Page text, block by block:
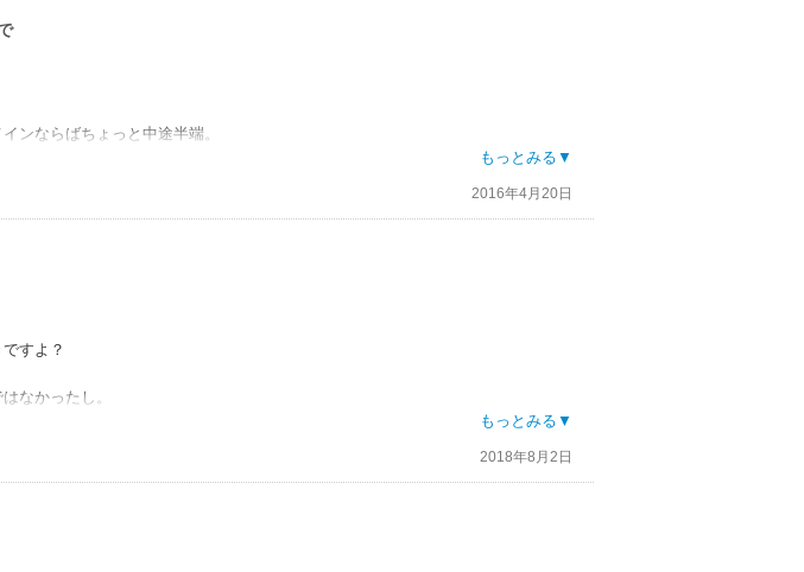
ンならばちょっと中途半端。
格は無いのか?
テルが貼られるのか?
思う。
に居たい為だけではなく、自分の人生に自信を持つから、では？
女漫画）
い。
将来も有望、性格も良い学生。
。
の無い明るい性格。
得。
もっとみる▼
2016年4月20日
すよ？
なかったし。
もっとみる▼
2018年8月2日